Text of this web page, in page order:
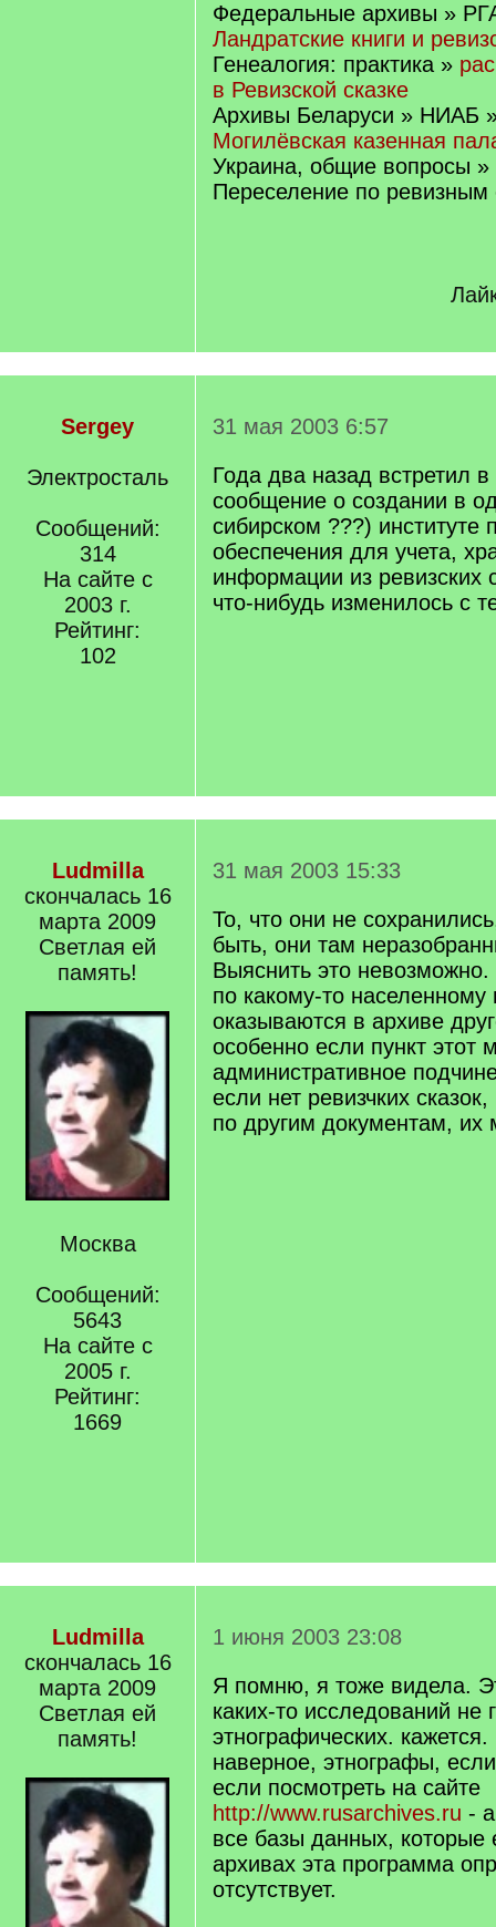
Федеральные архивы »
Ландратские книги и
Генеалогия: практика »
в Ревизской сказке
Архивы Беларуси » НИАБ
Могилёвская казенная
Украина, общие вопросы »
Переселение по ревизным
Sergey
Электросталь
Сообщений:
314
На сайте с
2003 г.
Рейтинг:
102
31 мая 2003 6:57
Года два назад встретил в
сообщение о создании в
сибирском ???) институте
обеспечения для учета,
информации из ревизских
что-нибудь изменилось с
Ludmilla
скончалась 16
марта 2009
Светлая ей
память!
Москва
Сообщений:
5643
На сайте с
2005 г.
Рейтинг:
1669
31 мая 2003 15:33
То, что они не
быть, они там
Выяснить это
по какому-то населенному
оказываются в архиве
особенно если пункт этот
административное
если нет ревизчких
по другим документам, их
Ludmilla
скончалась 16
марта 2009
Светлая ей
память!
1 июня 2003 23:08
Я помню, я тоже видела.
каких-то исследований не
этнографических.
наверное, этнографы,
если посмотреть на сайте
http://www.rusarchives.ru -
все базы данных, которые
архивах эта программа
отсутствует.